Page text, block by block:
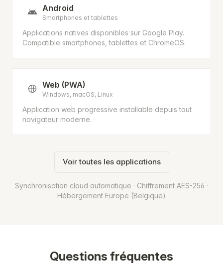
Android
Smartphones et tablettes
Applications natives disponibles sur Google Play.
Compatible smartphones, tablettes et ChromeOS.
Web (PWA)
Windows, macOS, Linux
Application web progressive installable depuis tout
navigateur moderne.
Voir toutes les applications
Synchronisation cloud automatique · Chiffrement AES-256 ·
Hébergement Europe (Belgique)
Questions fréquentes